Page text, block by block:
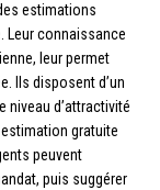
estimations
Leur connaissance
leur permet
Ils disposent d’un
niveau d’attractivité
gratuite
peuvent
puis suggérer